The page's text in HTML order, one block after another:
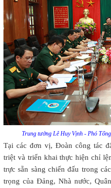
Trung tướng Lê Huy Vịnh - Phó
Tại các đơn vị, Đoàn công tác
triệt và triển khai thực hiện chỉ
trực sẵn sàng chiến đấu trong
trọng của Đảng, Nhà nước,